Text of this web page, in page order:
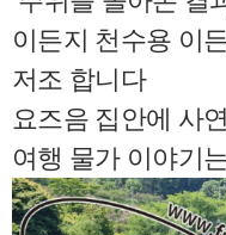
이든지 천수용 이
저조 합니다
요즈음 집안에 사
여행 물가 이야기